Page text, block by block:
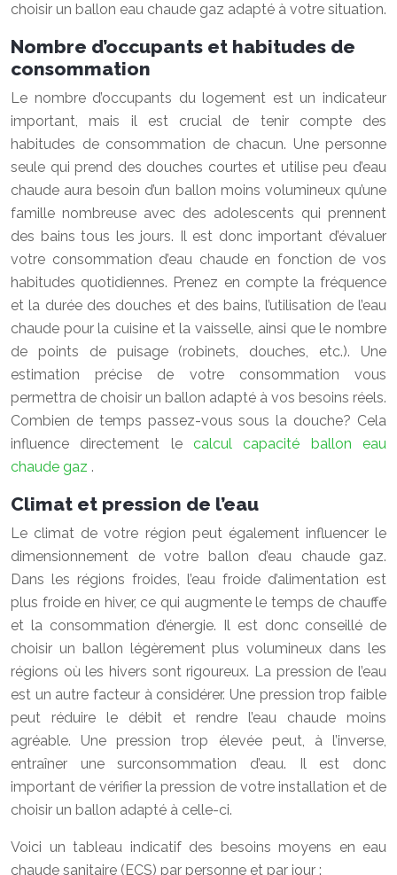
choisir un ballon eau chaude gaz adapté à votre situation.
Nombre d’occupants et habitudes de
consommation
Le nombre d’occupants du logement est un indicateur
important, mais il est crucial de tenir compte des
habitudes de consommation de chacun. Une personne
seule qui prend des douches courtes et utilise peu d’eau
chaude aura besoin d’un ballon moins volumineux qu’une
famille nombreuse avec des adolescents qui prennent
des bains tous les jours. Il est donc important d’évaluer
votre consommation d’eau chaude en fonction de vos
habitudes quotidiennes. Prenez en compte la fréquence
et la durée des douches et des bains, l’utilisation de l’eau
chaude pour la cuisine et la vaisselle, ainsi que le nombre
de points de puisage (robinets, douches, etc.). Une
estimation précise de votre consommation vous
permettra de choisir un ballon adapté à vos besoins réels.
Combien de temps passez-vous sous la douche? Cela
influence directement le calcul capacité ballon eau
chaude gaz .
Climat et pression de l’eau
Le climat de votre région peut également influencer le
dimensionnement de votre ballon d’eau chaude gaz.
Dans les régions froides, l’eau froide d’alimentation est
plus froide en hiver, ce qui augmente le temps de chauffe
et la consommation d’énergie. Il est donc conseillé de
choisir un ballon légèrement plus volumineux dans les
régions où les hivers sont rigoureux. La pression de l’eau
est un autre facteur à considérer. Une pression trop faible
peut réduire le débit et rendre l’eau chaude moins
agréable. Une pression trop élevée peut, à l’inverse,
entraîner une surconsommation d’eau. Il est donc
important de vérifier la pression de votre installation et de
choisir un ballon adapté à celle-ci.
Voici un tableau indicatif des besoins moyens en eau
chaude sanitaire (ECS) par personne et par jour :